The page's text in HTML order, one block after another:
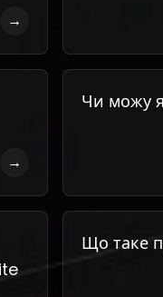
→
→
Чи можу
Що таке